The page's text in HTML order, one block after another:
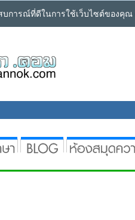
การณ์ที่ดีในการใช้เว็บไซต์ของคุ